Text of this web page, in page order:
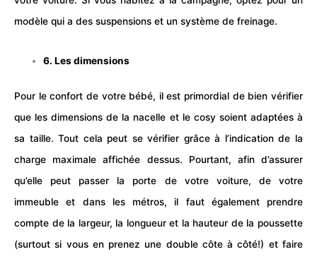
modèle qui a des suspensions et un système de freinage.
6. Les dimensions
Pour le confort de votre bébé, il est primordial de bien vérifier
que les dimensions de la nacelle et le cosy soient adaptées à
sa taille. Tout cela peut se vérifier grâce à l’indication de la
charge maximale affichée dessus. Pourtant, afin d’assurer
qu’elle peut passer la porte de votre voiture, de votre
immeuble et dans les métros, il faut également prendre
compte de la largeur, la longueur et la hauteur de la poussette
(surtout si vous en prenez une double côte à côté!) et faire